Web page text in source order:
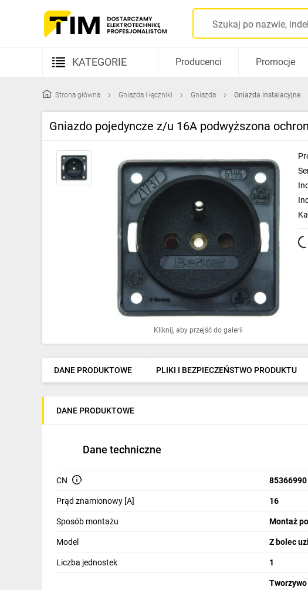
KATEGORIE
Kable i przewody
Rozdzielnice i obudowy
Elementy prowadzenia kabli
Fotowoltaika
Oprawy oświetleniowe
Ogrzewanie
Elektronarzędzia i mierniki
Dom i ogród
Odzież ochronna i BHP
Producenci Promocje
Strona główna Gniazda i łączniki Gniazda Gniazda instalacyjne
Gniazdo pojedyncze z/u 16A podwyższona
Kliknij, aby przejść do galerii
DANE PRODUKTOWE PLIKI I BEZPIECZEŃSTWO PRODUKTU
DANE PRODUKTOWE
Dane techniczne
CN 85366990
Prąd znamionowy [A] 16
Sposób montażu Montaż
Model Z bolec
Liczba jednostek 1
Tworzywo